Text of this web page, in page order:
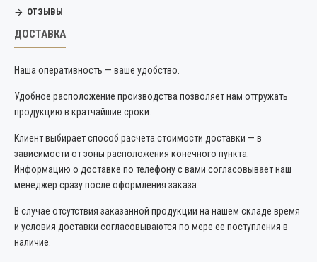
ОТЗЫВЫ
ДОСТАВКА
Наша оперативность — ваше удобство.
Удобное расположение производства позволяет нам отгружать
продукцию в кратчайшие сроки.
Клиент выбирает способ расчета стоимости доставки — в
зависимости от зоны расположения конечного пункта.
Информацию о доставке по телефону с вами согласовывает наш
менеджер сразу после оформления заказа.
В случае отсутствия заказанной продукции на нашем складе время
и условия доставки согласовываются по мере ее поступления в
наличие.